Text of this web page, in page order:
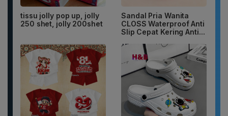
tissu jolly pop up, jolly
250 shet, jolly 200shet
Sandal Pria Wanita
CLOSS Waterproof Anti
Slip Cepat Kering Anti...